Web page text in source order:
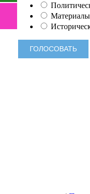
Материалы